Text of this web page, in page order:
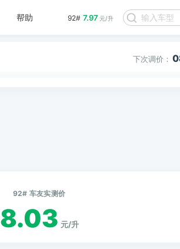
92# 7.97 元/升
帮助
下次调价：
92# 车友实测价
8.03 元/升